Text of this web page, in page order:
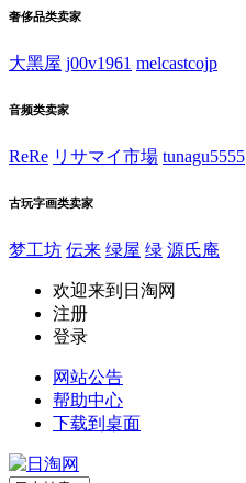
奢侈品类卖家
大黑屋 j00v1961 melcastcojp
音频类卖家
ReRe リサマイ市場 tunagu5555
古玩字画类卖家
梦工坊 伝来 绿屋 绿 源氏庵
欢迎来到日淘网
注册
登录
网站公告
帮助中心
下载到桌面